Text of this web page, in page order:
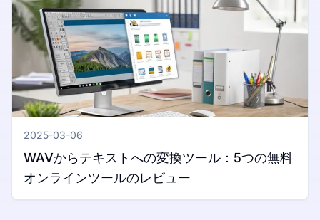
2025-03-06
WAVからテキストへの変換ツール：5つの無料
オンラインツールのレビュー